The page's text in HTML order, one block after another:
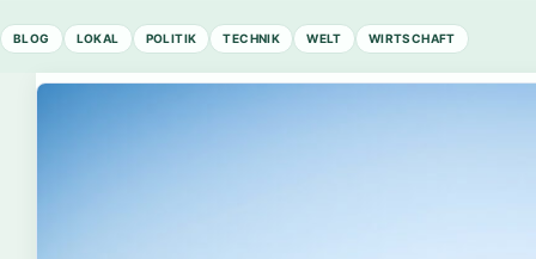
BLOG LOKAL POLITIK TECHNIK WELT WIRTSCHAFT